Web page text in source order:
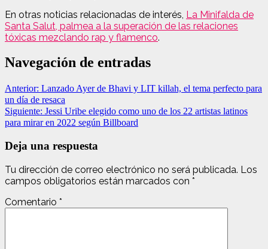
En otras noticias relacionadas de interés, La Minifalda de
Santa Salut, palmea a la superación de las relaciones
tóxicas mezclando rap y flamenco.
Navegación de entradas
Anterior: Lanzado Ayer de Bhavi y LIT killah, el tema perfecto para
un día de resaca
Siguiente: Jessi Uribe elegido como uno de los 22 artistas latinos
para mirar en 2022 según Billboard
Deja una respuesta
Tu dirección de correo electrónico no será publicada. Los
campos obligatorios están marcados con *
Comentario *